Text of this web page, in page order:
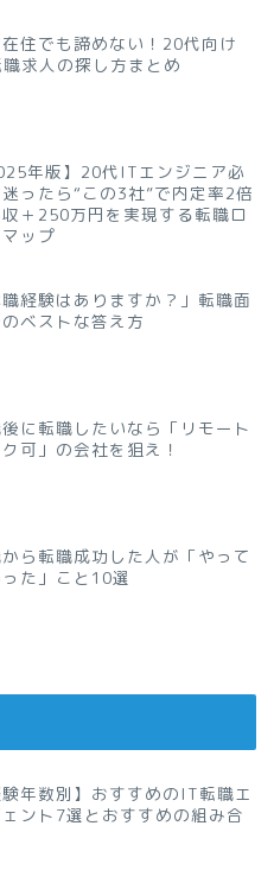
住でも諦めない！20代向け
求人の探し方まとめ
年版】20代ITエンジニア必
ったら“この3社”で内定率2倍
収＋250万円を実現する転職ロ
ップ
職経験はありますか？」転職面
ベストな答え方
に転職したいなら「リモート
可」の会社を狙え！
ら転職成功した人が「やって
た」こと10選
験年数別】おすすめのIT転職エ
ント7選とおすすめの組み合